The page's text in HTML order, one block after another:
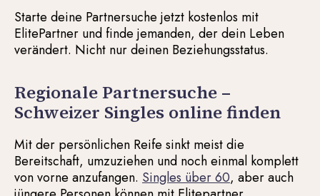
Starte deine Partnersuche jetzt kostenlos mit
ElitePartner und finde jemanden, der dein Leben
verändert. Nicht nur deinen Beziehungsstatus.
Regionale Partnersuche –
Schweizer Singles online finden
Mit der persönlichen Reife sinkt meist die
Bereitschaft, umzuziehen und noch einmal komplett
von vorne anzufangen. Singles über 60, aber auch